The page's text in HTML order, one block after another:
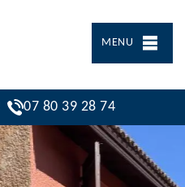
MENU
07 80 39 28 74